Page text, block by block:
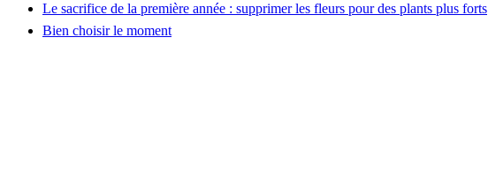
Le sacrifice de la première année : supprimer les fleurs pour des plants plus forts
Bien choisir le moment